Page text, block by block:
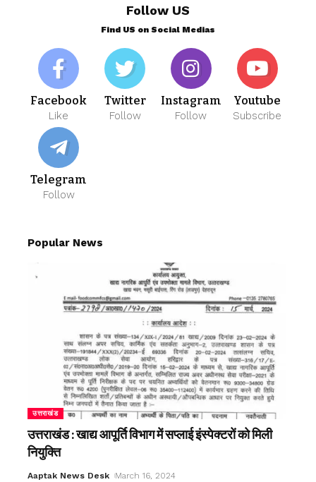
Follow US
Find US on Social Medias
Facebook
Like
Twitter
Follow
Instagram
Follow
Youtube
Subscribe
Telegram
Follow
Popular News
उत्तराखंड
उत्तराखंड : खाद्य आपूर्ति विभाग में सप्लाई इंस्पेक्टरों को मिली
नियुक्ति
Aaptak News Desk March 16, 2024